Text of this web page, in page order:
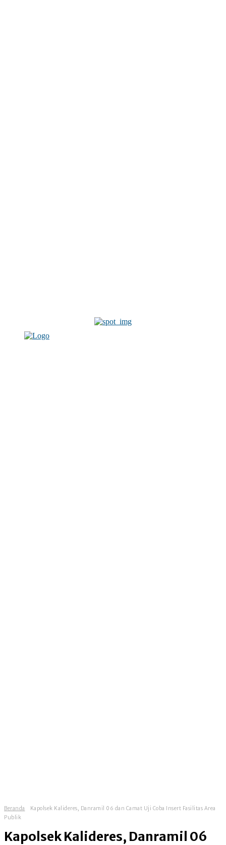
Beranda
Kapolsek Kalideres, Danramil 06 dan Camat Uji Coba Insert Fasilitas Area
Publik
Kapolsek Kalideres, Danramil 06